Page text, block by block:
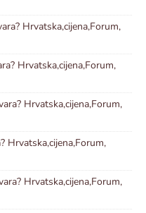
Hrvatska,cijena,Forum,
Hrvatska,cijena,Forum,
Hrvatska,cijena,Forum,
Hrvatska,cijena,Forum,
Hrvatska,cijena,Forum,